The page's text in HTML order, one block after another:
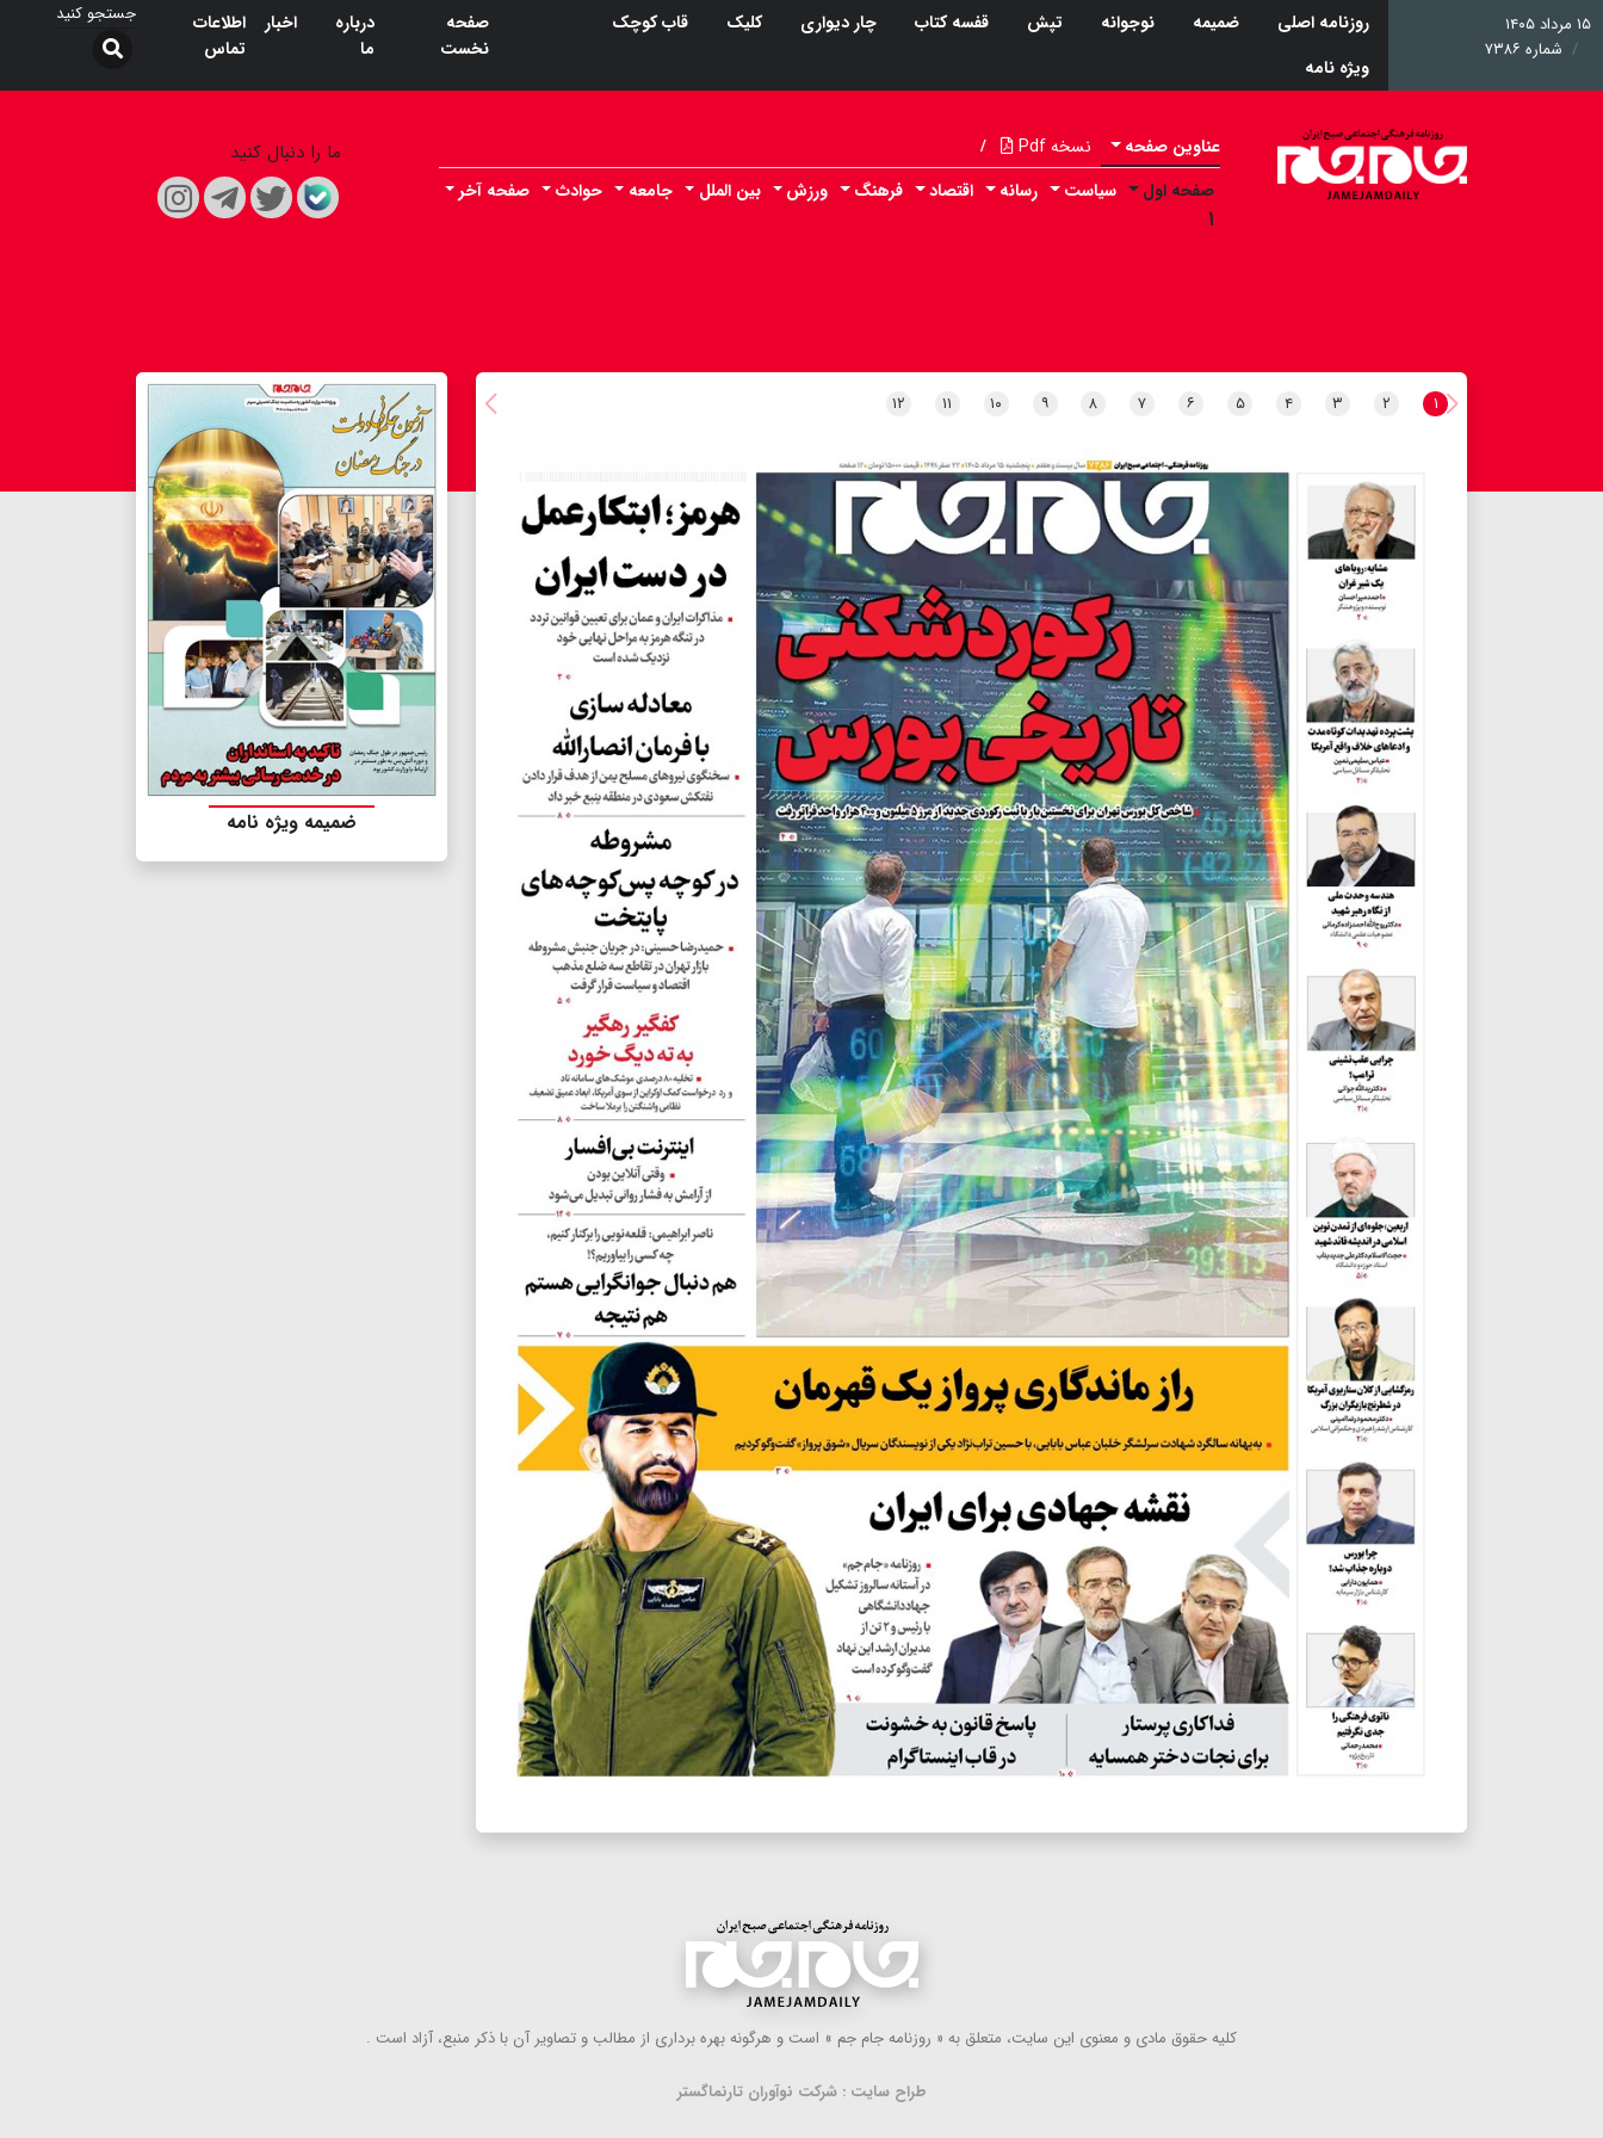
۱۵ مرداد ۱۴۰۵
شماره ۷۳۸۶
روزنامه اصلی ضمیمه نوجوانه تپش قفسه کتاب چار دیواری کلیک
قاب کوچک
ویژه نامه
صفحه
نخست
درباره
ما
اخبار
اطلاعات
تماس
عناوین صفحه نسخه Pdf /
صفحه اول
۱
سیاست رسانه اقتصاد فرهنگ ورزش بین الملل جامعه حوادث صفحه آخر
ما را دنبال کنید
۱ ۲ ۳ ۴ ۵ ۶ ۷ ۸ ۹ ۱۰ ۱۱ ۱۲
ضمیمه ویژه نامه
كلیه حقوق مادی و معنوی این سایت، متعلق به « روزنامه جام جم » است و هرگونه بهره ‌برداری از مطالب و تصاویر آن با ذكر منبع، آزاد است .
طراح سایت : شرکت نوآوران تارنماگستر